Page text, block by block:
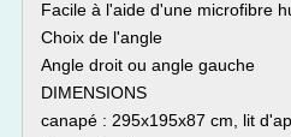
Facile à l'aide d'une microfibre
Choix de l'angle
Angle droit ou angle gauche
DIMENSIONS
canapé : 295x195x87 cm, lit